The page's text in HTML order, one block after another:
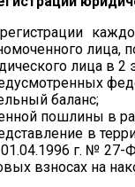
регистрации
лица,
лица в 2
баланс;
пошлины в
в
г. №
взносах на